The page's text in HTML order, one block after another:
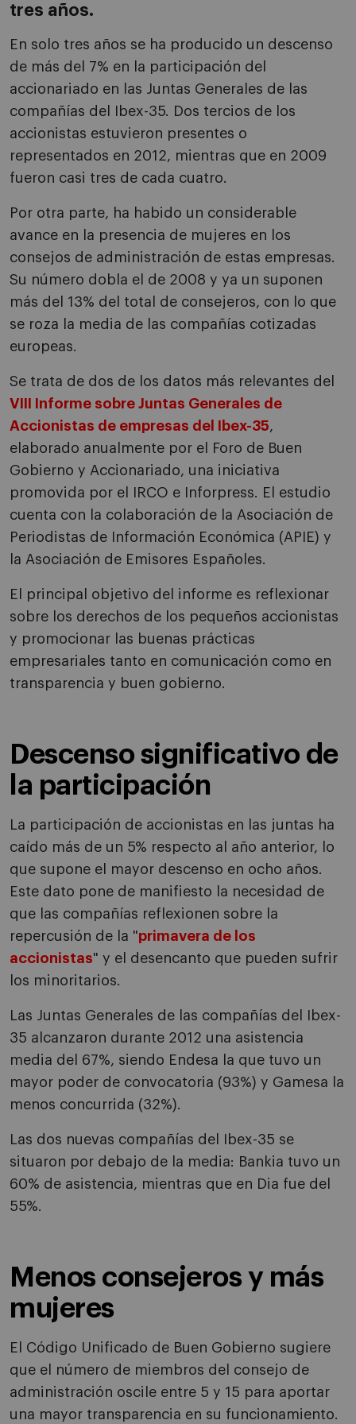
tres años.
En solo tres años se ha producido un descenso
de más del 7% en la participación del
accionariado en las Juntas Generales de las
compañías del Ibex-35. Dos tercios de los
accionistas estuvieron presentes o
representados en 2012, mientras que en 2009
fueron casi tres de cada cuatro.
Por otra parte, ha habido un considerable
avance en la presencia de mujeres en los
consejos de administración de estas empresas.
Su número dobla el de 2008 y ya un suponen
más del 13% del total de consejeros, con lo que
se roza la media de las compañías cotizadas
europeas.
Se trata de dos de los datos más relevantes del
VIII Informe sobre Juntas Generales de
Accionistas de empresas del Ibex-35,
elaborado anualmente por el Foro de Buen
Gobierno y Accionariado, una iniciativa
promovida por el IRCO e Inforpress. El estudio
cuenta con la colaboración de la Asociación de
Periodistas de Información Económica (APIE) y
la Asociación de Emisores Españoles.
El principal objetivo del informe es reflexionar
sobre los derechos de los pequeños accionistas
y promocionar las buenas prácticas
empresariales tanto en comunicación como en
transparencia y buen gobierno.
Descenso significativo de
la participación
La participación de accionistas en las juntas ha
caído más de un 5% respecto al año anterior, lo
que supone el mayor descenso en ocho años.
Este dato pone de manifiesto la necesidad de
que las compañías reflexionen sobre la
repercusión de la "primavera de los
accionistas" y el desencanto que pueden sufrir
los minoritarios.
Las Juntas Generales de las compañías del Ibex-
35 alcanzaron durante 2012 una asistencia
media del 67%, siendo Endesa la que tuvo un
mayor poder de convocatoria (93%) y Gamesa la
menos concurrida (32%).
Las dos nuevas compañías del Ibex-35 se
situaron por debajo de la media: Bankia tuvo un
60% de asistencia, mientras que en Dia fue del
55%.
Menos consejeros y más
mujeres
El Código Unificado de Buen Gobierno sugiere
que el número de miembros del consejo de
administración oscile entre 5 y 15 para aportar
una mayor transparencia en su funcionamiento.